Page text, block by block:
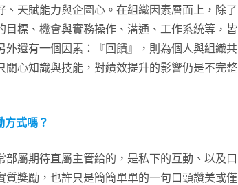
天賦能力與企圖心。在組織因素層面上，除了
標、機會與實務操作、溝通、工作系統等，皆
還有一個因素：『回饋』，則為個人與組織共
關心知識與技能，對績效提升的影響仍是不完整
方式嗎？
屬期待直屬主管給的，是私下的互動、以及口
質獎勵，也許只是簡簡單單的一句口頭讚美或僅